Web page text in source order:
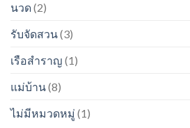
นวด(2)
รับจัดสวน(3)
เรือสำราญ (1)
แม่บ้าน(8)
ไม่มีหมวดหมู่ (1)